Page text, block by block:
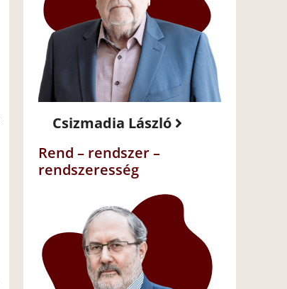
Csizmadia László
Rend – rendszer –
rendszeresség